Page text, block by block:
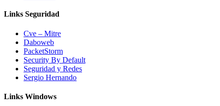
Links Seguridad
Cve – Mitre
Daboweb
PacketStorm
Security By Default
Seguridad y Redes
Sergio Hernando
Links Windows